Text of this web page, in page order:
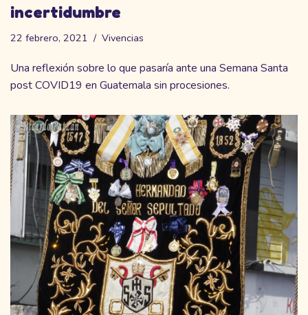
incertidumbre
22 febrero, 2021 Vivencias
Una reflexión sobre lo que pasaría ante una Semana Santa
post COVID19 en Guatemala sin procesiones.